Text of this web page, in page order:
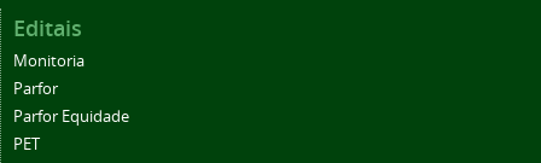
Editais
Monitoria
Parfor
Parfor Equidade
PET